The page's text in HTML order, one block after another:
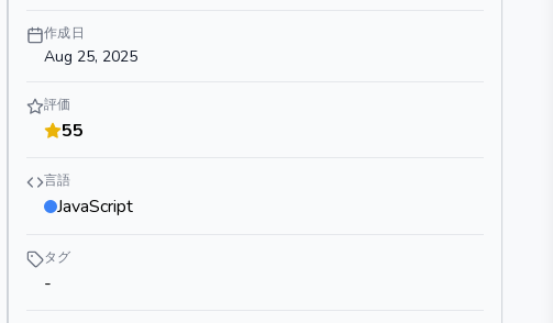
作成日
Aug 25, 2025
評価
55
言語
JavaScript
タグ
-